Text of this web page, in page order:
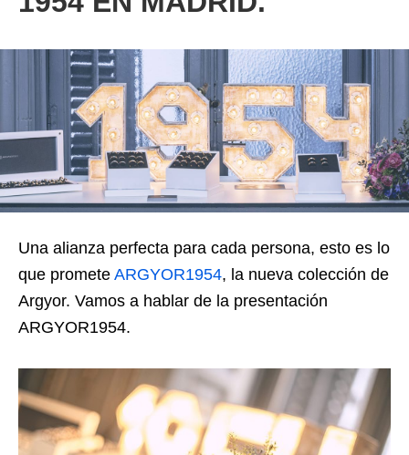
Una alianza perfecta para cada persona, esto es lo
que promete ARGYOR1954, la nueva colección de
Argyor. Vamos a hablar de la presentación
ARGYOR1954.